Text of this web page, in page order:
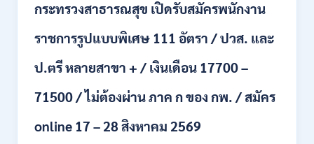
ยินดี
นักศึกษา
ใหม่
สมัคร
8
กระทรวงสาธารณสุข เปิดรับสมัครพนักงาน
ราชการรูปแบบพิเศษ 111 อัตรา / ปวส. และ
ป.ตรี หลายสาขา + / เงินเดือน 17700 –
71500 / ไม่ต้องผ่าน ภาค ก ของ กพ. / สมัคร
online 17 – 28 สิงหาคม 2569